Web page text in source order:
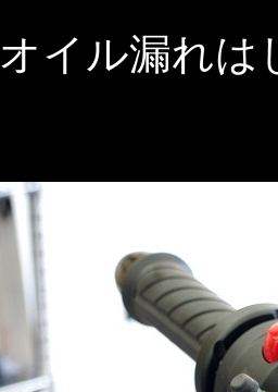
イル漏れは